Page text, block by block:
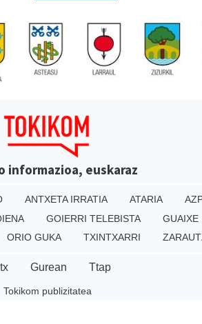
informazioa, euskaraz
ANTXETA IRRATIA ATARIA
GOIERRI TELEBISTA GUAIXE
ORIO GUKA TXINTXARRI
Gurean Ttap
Tokikom publizitatea